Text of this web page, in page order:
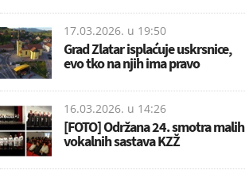
17.03.2026. u 19:50
Grad Zlatar isplaćuje uskrsnice,
evo tko na njih ima pravo
16.03.2026. u 14:26
[FOTO] Održana 24. smotra malih
vokalnih sastava KZŽ